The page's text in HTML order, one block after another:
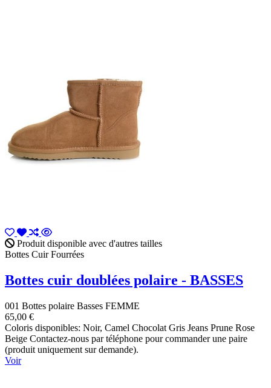
Produit disponible avec d'autres tailles
Bottes Cuir Fourrées
Bottes cuir doublées polaire - BASSES
001 Bottes polaire Basses FEMME
65,00 €
Coloris disponibles: Noir, Camel Chocolat Gris Jeans Prune Rose
Beige Contactez-nous par téléphone pour commander une paire
(produit uniquement sur demande).
Voir